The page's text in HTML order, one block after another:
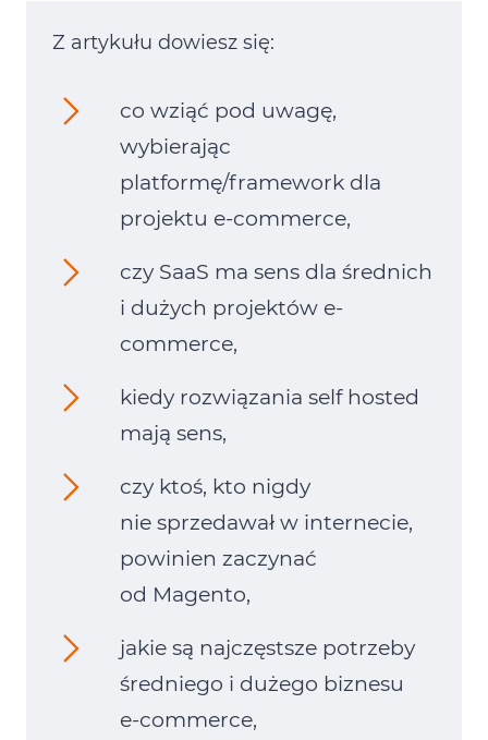
Z artykułu dowiesz się:
co wziąć pod uwagę,
wybierając
platformę/framework dla
projektu e-commerce,
czy SaaS ma sens dla średnich
i dużych projektów e-
commerce,
kiedy rozwiązania self hosted
mają sens,
czy ktoś, kto nigdy
nie sprzedawał w internecie,
powinien zaczynać
od Magento,
jakie są najczęstsze potrzeby
średniego i dużego biznesu
e‑commerce,